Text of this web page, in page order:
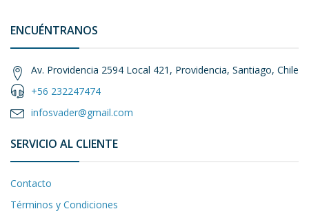
ENCUÉNTRANOS
Av. Providencia 2594 Local 421, Providencia, Santiago, Chile
+56 232247474
infosvader@gmail.com
SERVICIO AL CLIENTE
Contacto
Términos y Condiciones